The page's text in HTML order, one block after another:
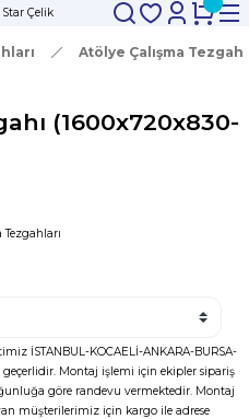
Atölye Çalışma
(1600x720x830-
İSTANBUL-KOCAELİ-ANKARA-BURSA-
geçerlidir. Montaj işlemi için ekipler sipariş
göre randevu vermektedir. Montaj
müşterilerimiz için kargo ile adrese